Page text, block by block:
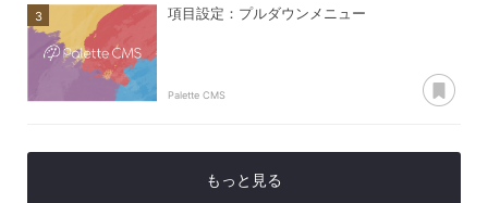
項目設定：プルダウンメニュー
Palette CMS
もっと見る